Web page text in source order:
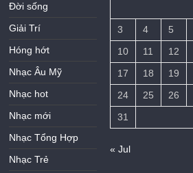
Đời sống
Giải Trí
Hóng hớt
Nhạc Âu Mỹ
Nhạc hot
Nhạc mới
Nhạc Tổng Hợp
Nhạc Trẻ
3
4 5
10
11 12
17
18 19
24
25 26
31
« Jul